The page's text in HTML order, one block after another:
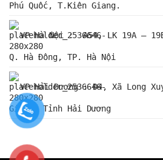
Phú Quốc, T.Kiên Giang.
VP Hà Nội : A54, LK 19A –
Q. Hà Đông, TP. Hà Nội
VP Hải Dương : Đ4, Xã Long
Giang, Tỉnh Hải Dương